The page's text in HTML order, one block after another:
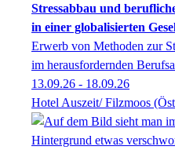
Stressabbau und
in einer globalisierten
Erwerb von Methoden zur
im herausfordernden
13.09.26 - 18.09.26
Hotel Auszeit/ Filzmoos